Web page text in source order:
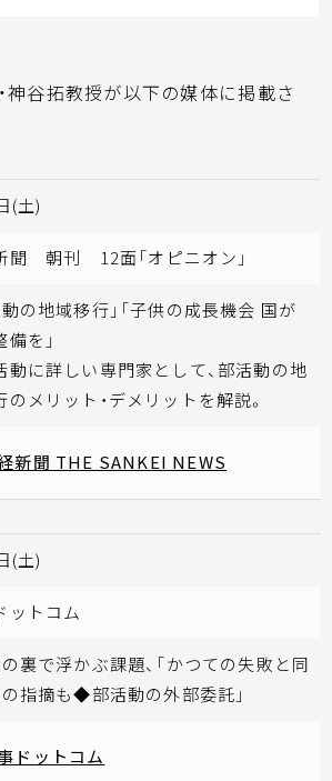
・神谷拓教授が以下の媒体に掲載さ
(土)
聞 朝刊 12面「オピニオン」
動の地域移行」「子供の成長機会 国が
を」
に詳しい専門家として、部活動の地
のメリット・デメリットを解説。
新聞 THE SANKEI NEWS
(土)
ットコム
の裏で浮かぶ課題、「かつての失敗と同
の指摘も◆部活動の外部委託」
ドットコム